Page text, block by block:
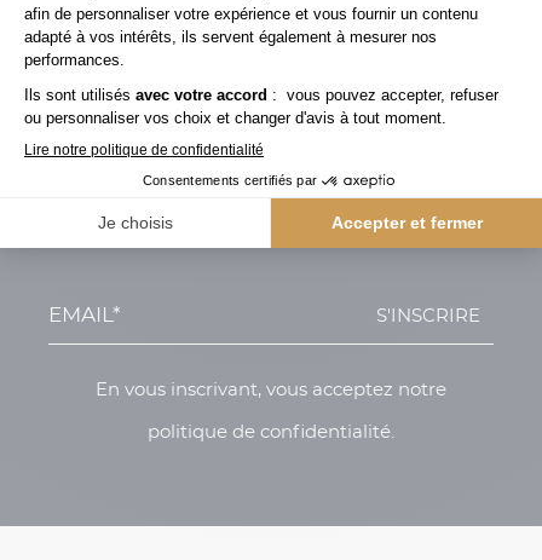
contact@capelstore.fr
de 10h à 18h
INSCRIVEZ-VOUS À LA NEWSLETTER
S'INSCRIRE
En vous inscrivant, vous acceptez notre
politique de confidentialité.